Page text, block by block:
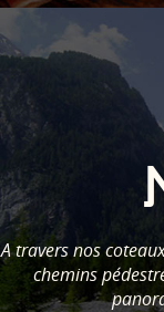
A travers nos
chemins